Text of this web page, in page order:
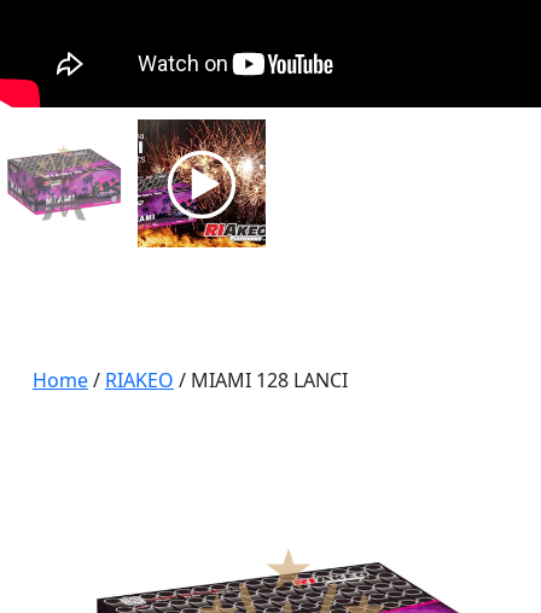
Home/ RIAKEO / MIAMI 128 LANCI